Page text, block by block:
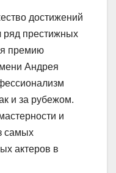
достижений
ряд престижных
премию
Андрея
и за рубежом.
и
самых
актеров в